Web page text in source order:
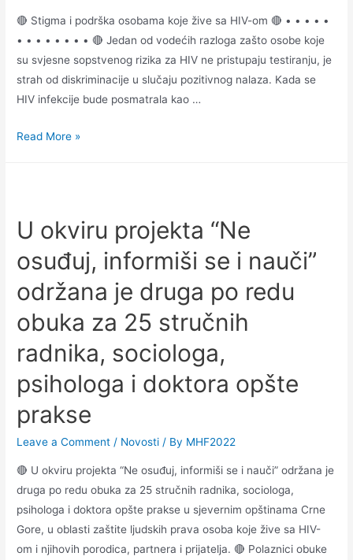
🔴 Stigma i podrška osobama koje žive sa HIV-om 🔴 • • • • •
• • • • • • • • 🔴 Jedan od vodećih razloga zašto osobe koje
su svjesne sopstvenog rizika za HIV ne pristupaju testiranju, je
strah od diskriminacije u slučaju pozitivnog nalaza. Kada se
HIV infekcije bude posmatrala kao …
Read More »
U okviru projekta “Ne
osuđuj, informiši se i nauči”
održana je druga po redu
obuka za 25 stručnih
radnika, sociologa,
psihologa i doktora opšte
prakse
Leave a Comment / Novosti / By MHF2022
🔴 U okviru projekta “Ne osuđuj, informiši se i nauči” održana je
druga po redu obuka za 25 stručnih radnika, sociologa,
psihologa i doktora opšte prakse u sjevernim opštinama Crne
Gore, u oblasti zaštite ljudskih prava osoba koje žive sa HIV-
om i njihovih porodica, partnera i prijatelja. 🔴 Polaznici obuke